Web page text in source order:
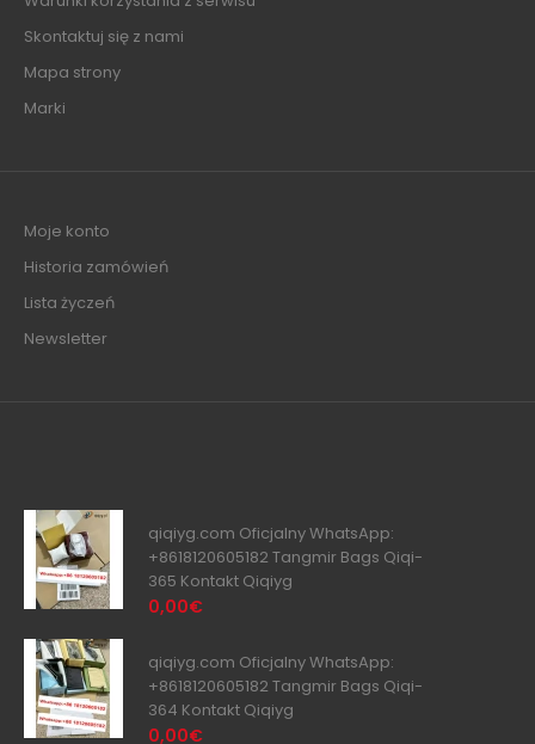
Skontaktuj się z nami
Mapa strony
Marki
Moje konto
Historia zamówień
Lista życzeń
Newsletter
qiqiyg.com Oficjalny WhatsApp:
+8618120605182 Tangmir Bags Qiqi-
365 Kontakt Qiqiyg
0,00€
qiqiyg.com Oficjalny WhatsApp:
+8618120605182 Tangmir Bags Qiqi-
364 Kontakt Qiqiyg
0,00€